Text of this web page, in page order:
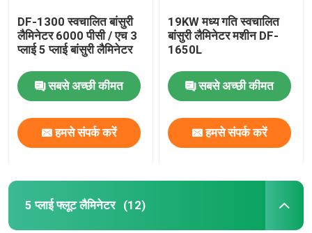
DF-1300 स्वचालित बांसुरी
लैमिनेटर 6000 पीसी / एच 3
प्लाई 5 प्लाई बांसुरी लैमिनेटर
सबसे अच्छी कीमत
हमसे संपर्क करें
19KW मध्य गति स्वचालित
बांसुरी लैमिनेटर मशीन DF-
1650L
सबसे अच्छी कीमत
हमसे संपर्क करें
5 प्लाई फ्लूट लैमिनेटर (12)